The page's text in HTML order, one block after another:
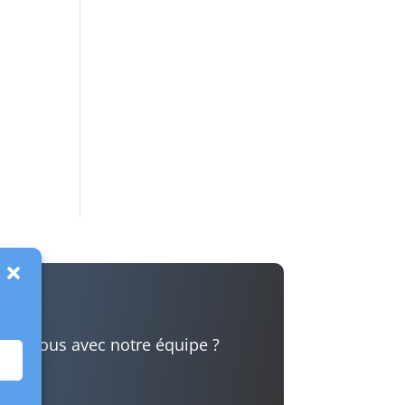
vous avec notre équipe ?